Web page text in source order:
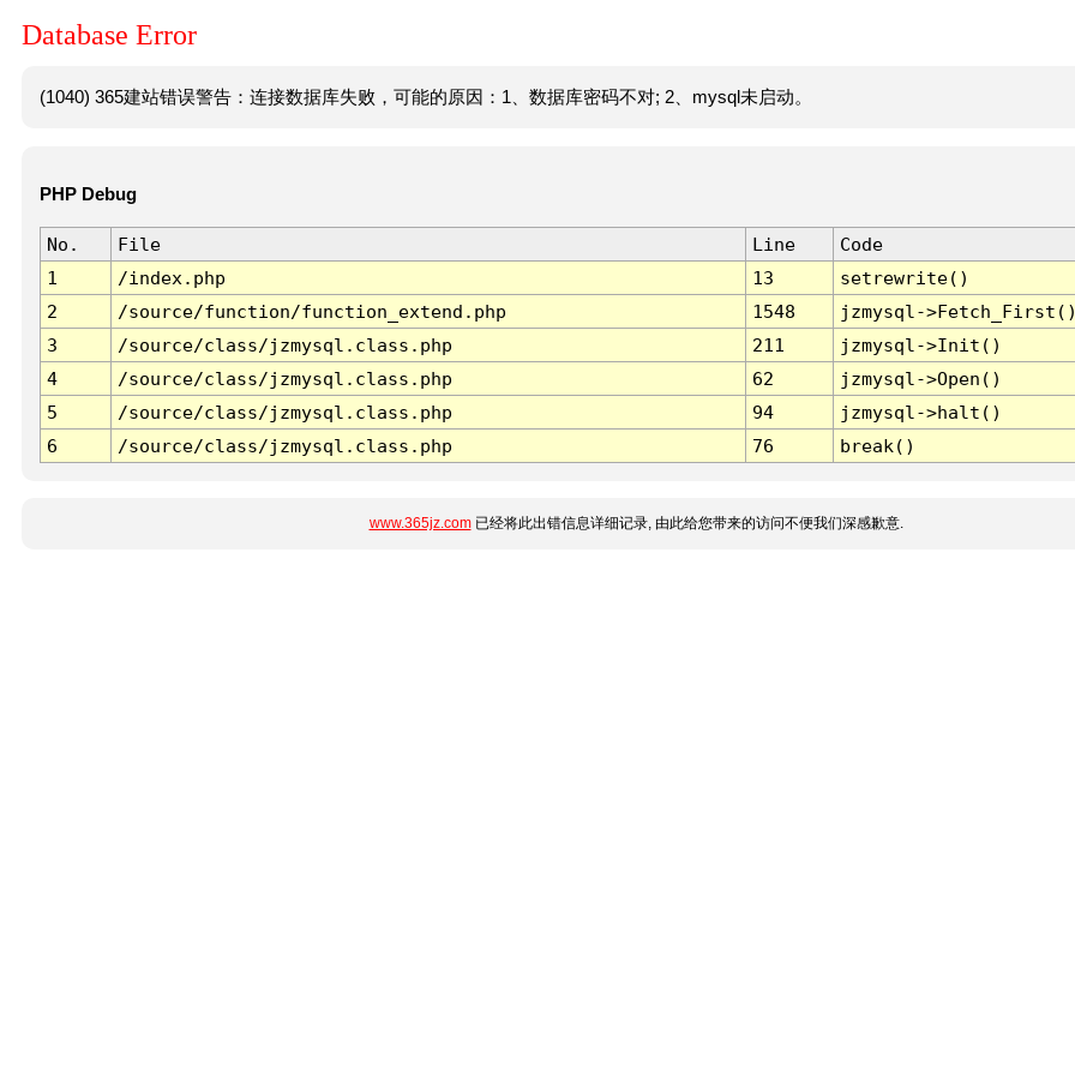
Database Error
(1040) 365建站错误警告：连接数据库失败，可能的原因：1、数据库密码不对; 2、mysql未启动。
PHP Debug
No. File Line
Code
1
/index.php 13
setrewrite()
2
/source/function/function_extend.php 1548
jzmysql-
3
/source/class/jzmysql.class.php 211
jzmysql->Init()
4
/source/class/jzmysql.class.php 62
jzmysql->Open()
5
/source/class/jzmysql.class.php 94
jzmysql->halt()
6
/source/class/jzmysql.class.php 76 break()
www.365jz.com已经将此出错信息详细记录, 由此给您带来的访问不便我们深感歉意.